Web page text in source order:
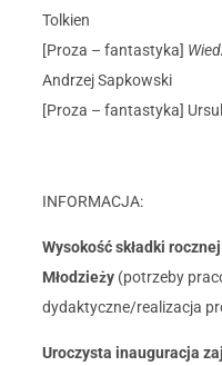
Tolkien
[Proza – fantastyka]
Andrzej Sapkowski
[Proza – fantastyka]
INFORMACJA:
Wysokość składki
Młodzieży (potrzeby
dydaktyczne/realizacja
Uroczysta inauguracja